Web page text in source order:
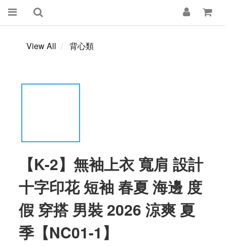
View All 背心類
【K-2】無袖上衣 寬肩 設計
十字印花 短袖 春夏 海邊 度
假 穿搭 男裝 2026 涼爽 夏
季【NC01-1】